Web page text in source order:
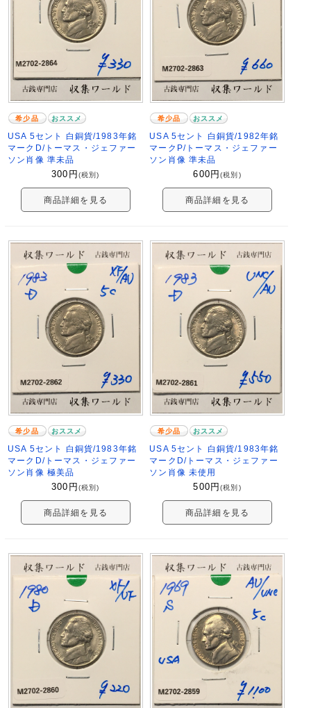
希少品 おススメ
USA 5セント 白銅貨/1983年銘
マークD/トーマス・ジェファー
ソン肖像 準未品
300 円 (税別)
商品詳細を見る
希少品 おススメ
USA 5セント 白銅貨/1982年銘
マークP/トーマス・ジェファー
ソン肖像 準未品
600 円(税別)
商品詳細を見る
希少品 おススメ
USA 5セント 白銅貨/1983年銘
マークD/トーマス・ジェファー
ソン肖像 極美品
300 円 (税別)
商品詳細を見る
希少品 おススメ
USA 5セント 白銅貨/1983年銘
マークD/トーマス・ジェファー
ソン肖像 未使用
500 円(税別)
商品詳細を見る